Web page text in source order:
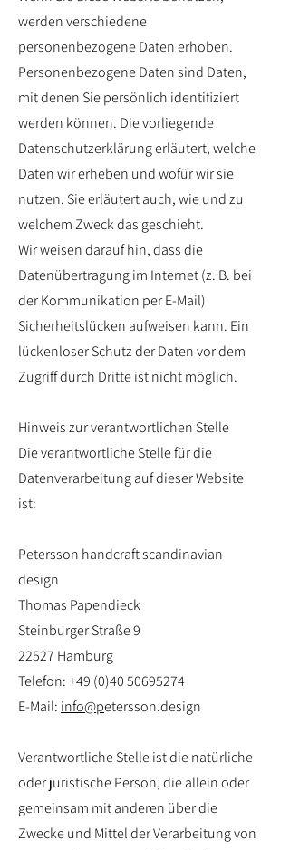
werden verschiedene
personenbezogene Daten erhoben.
Personenbezogene Daten sind Daten,
mit denen Sie persönlich identifiziert
werden können. Die vorliegende
Datenschutzerklärung erläutert, welche
Daten wir erheben und wofür wir sie
nutzen. Sie erläutert auch, wie und zu
welchem Zweck das geschieht.
Wir weisen darauf hin, dass die
Datenübertragung im Internet (z. B. bei
der Kommunikation per E-Mail)
Sicherheitslücken aufweisen kann. Ein
lückenloser Schutz der Daten vor dem
Zugriff durch Dritte ist nicht möglich.
Hinweis zur verantwortlichen Stelle
Die verantwortliche Stelle für die
Datenverarbeitung auf dieser Website
ist:
Petersson handcraft scandinavian
design
Thomas Papendieck
Steinburger Straße 9
22527 Hamburg
Telefon:+49 (0)40 50695274
E-Mail: info@petersson.design
Verantwortliche Stelle ist die natürliche
oder juristische Person, die allein oder
gemeinsam mit anderen über die
Zwecke und Mittel der Verarbeitung von